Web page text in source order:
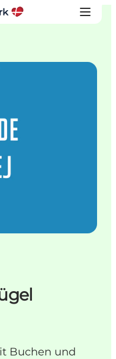
Buchen und